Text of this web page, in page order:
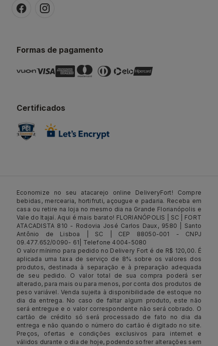
Formas de pagamento
Certificados
Economize no seu atacarejo online DeliveryFort! Compre
bebidas, mercearia, hortifruti, açougue e padaria. Receba em
casa ou retire na loja no mesmo dia na Grande Florianópolis e
Vale do Itajaí. Aqui é mais barato! FLORIANÓPOLIS | SC | FORT
ATACADISTA 810 - Rodovia José Carlos Daux, 9580 | Santo
Antônio de Lisboa | SC | CEP 88050-001 - CNPJ
09.477.652/0090- 61| Telefone 4004-5080
O valor mínimo para pedido no Delivery Fort é de R$ 120,00. É
aplicada uma taxa de serviço de 8% sobre os valores dos
produtos, destinada à separação e à preparação adequada
de seu pedido. O valor total de sua compra poderá ser
alterado, para mais ou para menos, por conta dos produtos de
peso variável. Venda sujeita à disponibilidade de estoque no
dia da entrega. No caso de faltar algum produto, este não
será entregue e o valor correspondente não será cobrado. O
cartão de crédito só será processado de fato no dia da
entrega e não quando o número do cartão é digitado no site.
Preços, ofertas e condições exclusivos para internet e
válidos durante o dia de hoje, podendo sofrer alterações sem